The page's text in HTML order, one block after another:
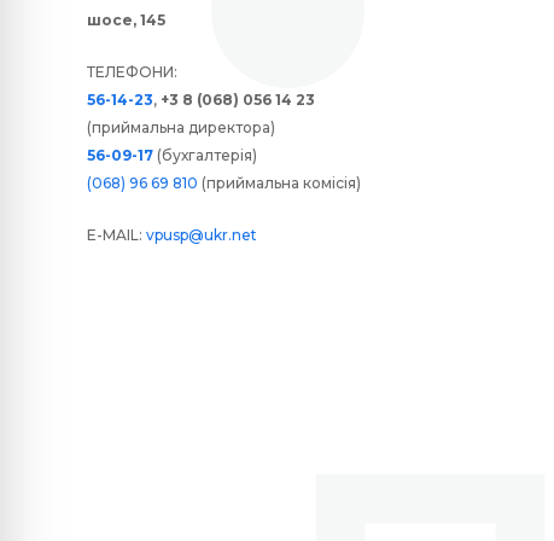
шосе, 145
ТЕЛЕФОНИ:
56-14-23, +3 8 (068) 056 14 23
(приймальна директора)
56-09-17 (бухгалтерія)
(068) 96 69 810 (приймальна комісія)
E-MAIL: vpusp@ukr.net